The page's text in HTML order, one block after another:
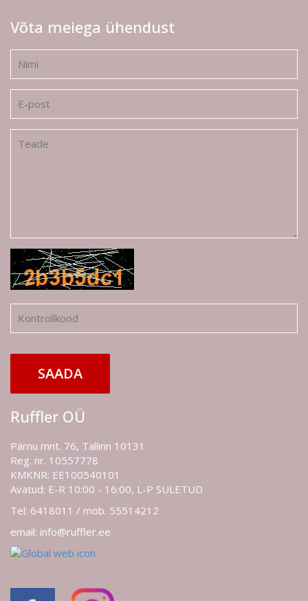
Võta meiega ühendust
SAADA
Ruffler OÜ
Pärnu mnt. 76, Tallinn 10131
Reg. nr. 10557778
KMKNR: EE100540101
Avatud: E-R 10:00 - 16:00, L-P SULETUD
Tel: 6418011 / mob. 55514212
email: info@ruffler.ee